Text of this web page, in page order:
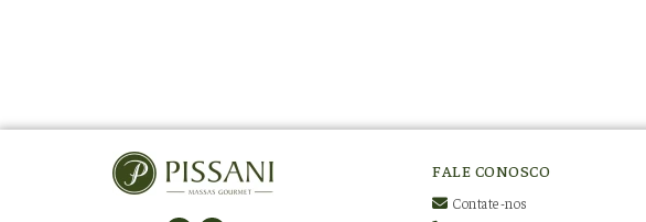
FALE CONOSCO
Contate-nos